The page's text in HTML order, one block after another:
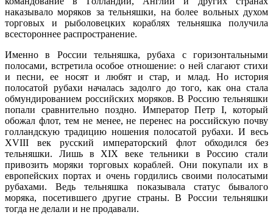
наказывало моряков за тельняшки, на более вольных духом
торговых и рыболовецких кораблях тельняшка получила
всестороннее распространение.
Именно в России тельняшка, рубаха с горизонтальными
полосами, встретила особое отношение: о ней слагают стихи
и песни, ее носят и любят и стар, и млад. Но история
полосатой рубахи началась задолго до того, как она стала
обмундированием российских моряков. В Россию тельняшки
попали сравнительно поздно. Император Петр I, который
обожал флот, тем не менее, не перенес на российскую почву
голландскую традицию ношения полосатой рубахи. И весь
XVIII век русский императорский флот обходился без
тельняшки. Лишь в XIX веке тельники в Россию стали
привозить моряки торговых кораблей. Они покупали их в
европейских портах и очень гордились своими полосатыми
рубахами. Ведь тельняшка показывала статус бывалого
моряка, посетившего другие страны. В России тельняшки
тогда не делали и не продавали.